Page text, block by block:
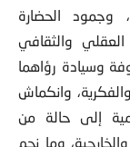
والثقافي
وسيادة رؤاهما
وانكماش
إلى حالة من
وما نجم